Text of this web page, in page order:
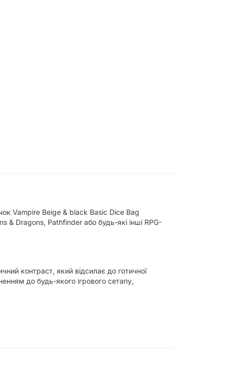
Vampire Beige & black Basic Dice Bag
& Dragons, Pathfinder або будь-які інші RPG-
контраст, який відсилає до готичної
до будь-якого ігрового сетапу,
під час переміщення до дому друга або в